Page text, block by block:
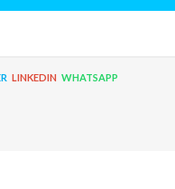
LINKEDIN WHATSAPP